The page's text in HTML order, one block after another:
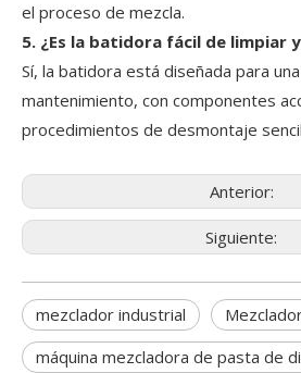
el proceso de mezcla.
5. ¿Es la batidora fácil de limpiar
Sí, la batidora está diseñada para
mantenimiento, con componentes
procedimientos de desmontaje
Anterior:
Siguiente:
mezclador industrial
máquina mezcladora de pasta de